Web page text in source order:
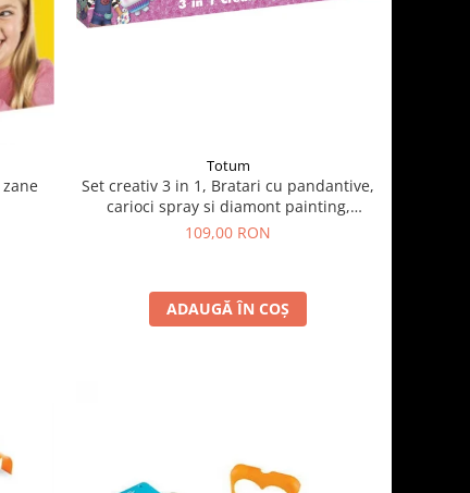
Totum
Set creativ 3 in 1, Bratari cu pandantive,
carioci spray si diamont painting,
Gabby's Dollhouse
109,00 RON
ADAUGĂ ÎN COȘ